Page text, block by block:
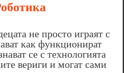
не просто играят с
как функционират
се с технологията
вериги и могат сами